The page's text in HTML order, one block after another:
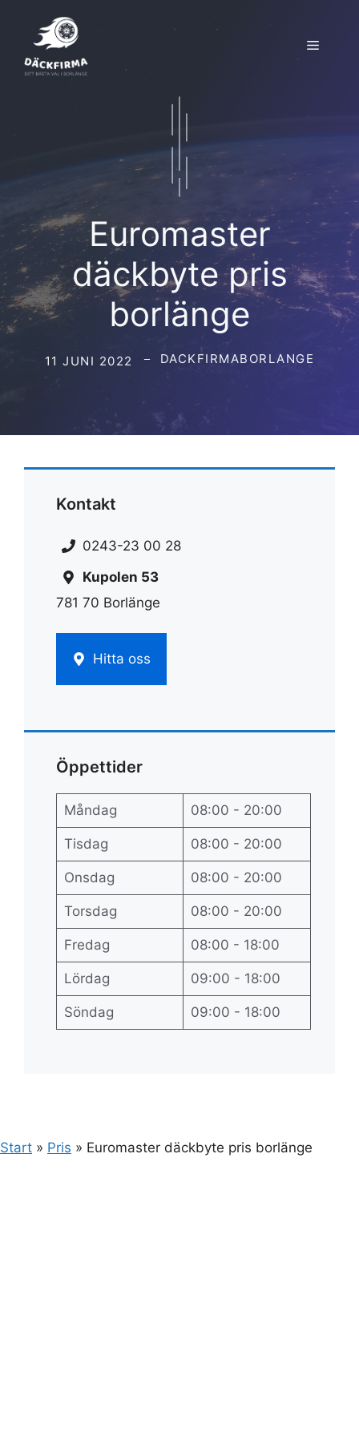
innehåll
Meny
Euromaster
däckbyte pris
borlänge
11 JUNI 2022 DACKFIRMABORLANGE
Kontakt
0243-23 00 28
Kupolen 53
781 70 Borlänge
Hitta oss
Öppettider
Måndag 08:00 - 20:00
Tisdag 08:00 - 20:00
Onsdag 08:00 - 20:00
Torsdag 08:00 - 20:00
Fredag 08:00 - 18:00
Lördag 09:00 - 18:00
Söndag 09:00 - 18:00
Start » Pris » Euromaster däckbyte pris borlänge